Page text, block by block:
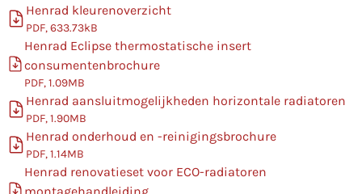
Henrad kleurenoverzicht
PDF, 633.73kB
Henrad Eclipse thermostatische insert
consumentenbrochure
PDF, 1.09MB
Henrad aansluitmogelijkheden horizontale radiatoren
PDF, 1.90MB
Henrad onderhoud en -reinigingsbrochure
PDF, 1.14MB
Henrad renovatieset voor ECO-radiatoren